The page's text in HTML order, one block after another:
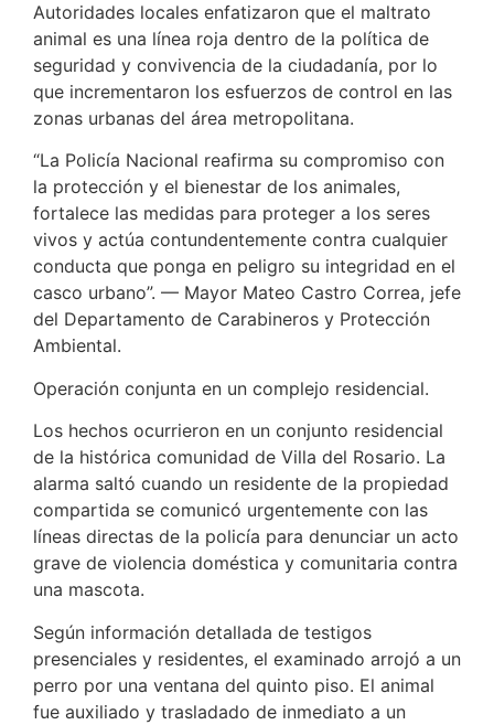
Autoridades locales enfatizaron que el maltrato
animal es una línea roja dentro de la política de
seguridad y convivencia de la ciudadanía, por lo
que incrementaron los esfuerzos de control en las
zonas urbanas del área metropolitana.
“La Policía Nacional reafirma su compromiso con
la protección y el bienestar de los animales,
fortalece las medidas para proteger a los seres
vivos y actúa contundentemente contra cualquier
conducta que ponga en peligro su integridad en el
casco urbano”. — Mayor Mateo Castro Correa, jefe
del Departamento de Carabineros y Protección
Ambiental.
Operación conjunta en un complejo residencial.
Los hechos ocurrieron en un conjunto residencial
de la histórica comunidad de Villa del Rosario. La
alarma saltó cuando un residente de la propiedad
compartida se comunicó urgentemente con las
líneas directas de la policía para denunciar un acto
grave de violencia doméstica y comunitaria contra
una mascota.
Según información detallada de testigos
presenciales y residentes, el examinado arrojó a un
perro por una ventana del quinto piso. El animal
fue auxiliado y trasladado de inmediato a un